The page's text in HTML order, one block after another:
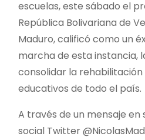
escuelas, este sábado el
República Bolivariana de
Maduro, calificó como un
marcha de esta instancia,
consolidar la
educativos de todo el país.
A través de un mensaje en
social Twitter